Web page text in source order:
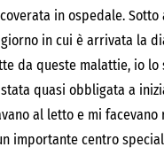
in ospedale. Sotto
in cui è arrivata la
da queste malattie, io lo
quasi obbligata a
al letto e mi
importante centro